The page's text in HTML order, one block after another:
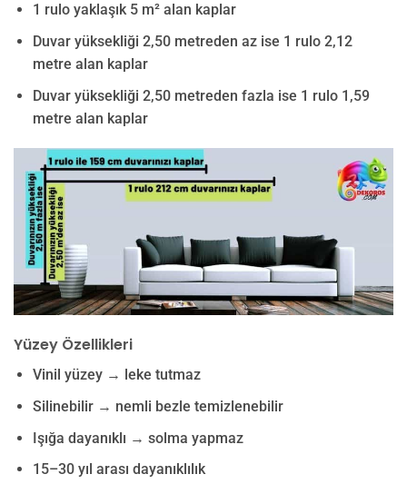
1 rulo yaklaşık 5 m² alan kaplar
Duvar yüksekliği 2,50 metreden az ise 1 rulo 2,12
metre alan kaplar
Duvar yüksekliği 2,50 metreden fazla ise 1 rulo 1,59
metre alan kaplar
Yüzey Özellikleri
Vinil yüzey → leke tutmaz
Silinebilir → nemli bezle temizlenebilir
Işığa dayanıklı → solma yapmaz
15–30 yıl arası dayanıklılık